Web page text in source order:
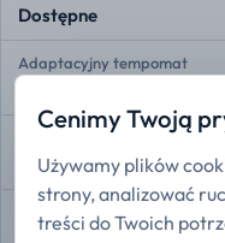
Dostępne
Adaptacyjny tempomat
Przednie czujniki radarowe
Dostępne
Tylne czujniki radarowe
Cenimy Twoją
Używamy plików
strony, analizować
treści do Twoich